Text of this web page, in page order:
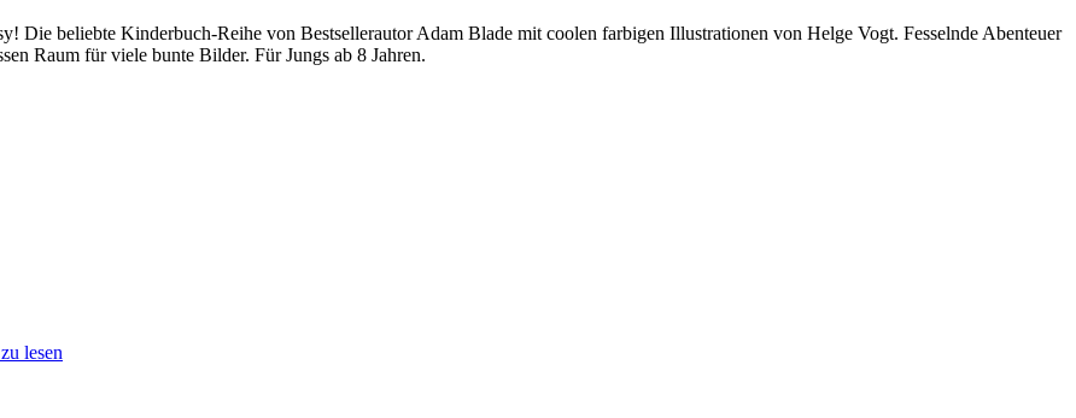
Die beliebte Kinderbuch-Reihe von Bestsellerautor Adam Blade mit coolen farbigen Illustrationen von Helge Vogt. Fesselnde Abenteuer
Raum für viele bunte Bilder. Für Jungs ab 8 Jahren.
lesen